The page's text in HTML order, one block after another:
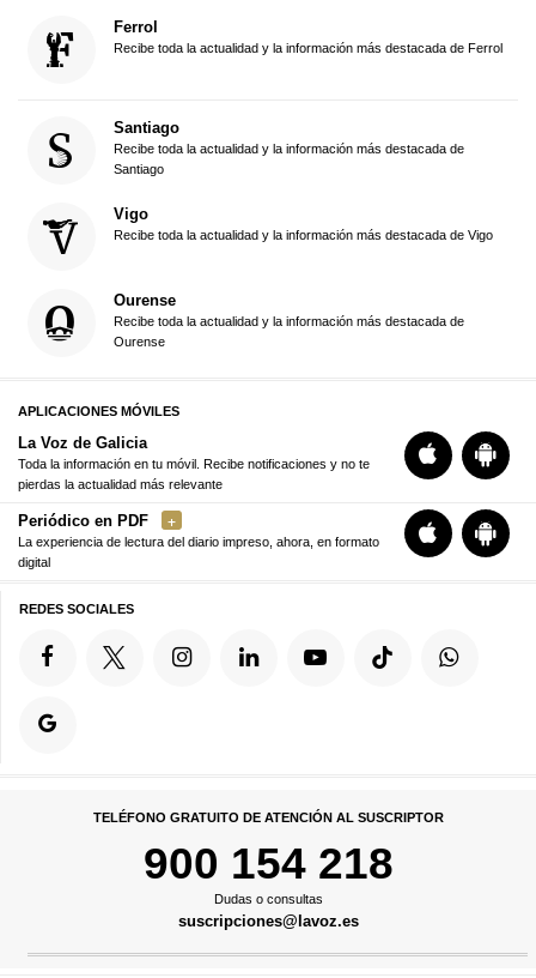
Ferrol
Recibe toda la actualidad y la información más destacada de Ferrol
Santiago
Recibe toda la actualidad y la información más destacada de
Santiago
Vigo
Recibe toda la actualidad y la información más destacada de Vigo
Ourense
Recibe toda la actualidad y la información más destacada de
Ourense
APLICACIONES MÓVILES
La Voz de Galicia
Toda la información en tu móvil. Recibe notificaciones y no te
pierdas la actualidad más relevante
Periódico en PDF
La experiencia de lectura del diario impreso, ahora, en formato
digital
REDES SOCIALES
TELÉFONO GRATUITO DE ATENCIÓN AL SUSCRIPTOR
900 154 218
Dudas o consultas
suscripciones@lavoz.es